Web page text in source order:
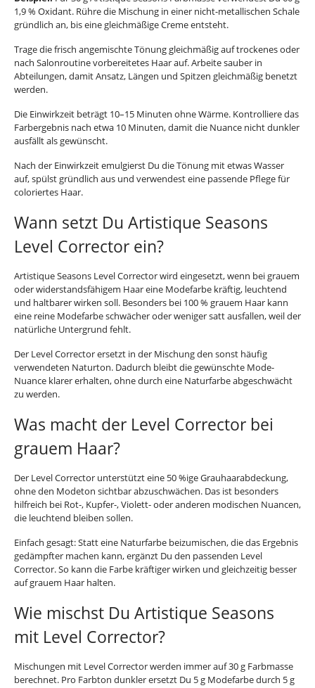
1,9 % Oxidant. Rühre die Mischung in einer nicht-metallischen Schale
gründlich an, bis eine gleichmäßige Creme entsteht.
Trage die frisch angemischte Tönung gleichmäßig auf trockenes oder
nach Salonroutine vorbereitetes Haar auf. Arbeite sauber in
Abteilungen, damit Ansatz, Längen und Spitzen gleichmäßig benetzt
werden.
Die Einwirkzeit beträgt 10–15 Minuten ohne Wärme. Kontrolliere das
Farbergebnis nach etwa 10 Minuten, damit die Nuance nicht dunkler
ausfällt als gewünscht.
Nach der Einwirkzeit emulgierst Du die Tönung mit etwas Wasser
auf, spülst gründlich aus und verwendest eine passende Pflege für
coloriertes Haar.
Wann setzt Du Artistique Seasons
Level Corrector ein?
Artistique Seasons Level Corrector wird eingesetzt, wenn bei grauem
oder widerstandsfähigem Haar eine Modefarbe kräftig, leuchtend
und haltbarer wirken soll. Besonders bei 100 % grauem Haar kann
eine reine Modefarbe schwächer oder weniger satt ausfallen, weil der
natürliche Untergrund fehlt.
Der Level Corrector ersetzt in der Mischung den sonst häufig
verwendeten Naturton. Dadurch bleibt die gewünschte Mode-
Nuance klarer erhalten, ohne durch eine Naturfarbe abgeschwächt
zu werden.
Was macht der Level Corrector bei
grauem Haar?
Der Level Corrector unterstützt eine 50 %ige Grauhaarabdeckung,
ohne den Modeton sichtbar abzuschwächen. Das ist besonders
hilfreich bei Rot-, Kupfer-, Violett- oder anderen modischen Nuancen,
die leuchtend bleiben sollen.
Einfach gesagt: Statt eine Naturfarbe beizumischen, die das Ergebnis
gedämpfter machen kann, ergänzt Du den passenden Level
Corrector. So kann die Farbe kräftiger wirken und gleichzeitig besser
auf grauem Haar halten.
Wie mischst Du Artistique Seasons
mit Level Corrector?
Mischungen mit Level Corrector werden immer auf 30 g Farbmasse
berechnet. Pro Farbton dunkler ersetzt Du 5 g Modefarbe durch 5 g